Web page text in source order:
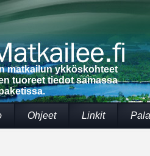
matkailun ykköskohteet
tuoreet tiedot samassa
Ohjeet Linkit